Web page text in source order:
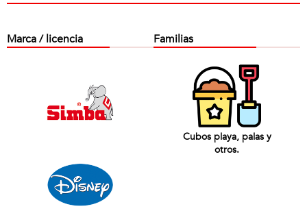
Marca / licencia Familias
Cubos playa, palas y
otros.